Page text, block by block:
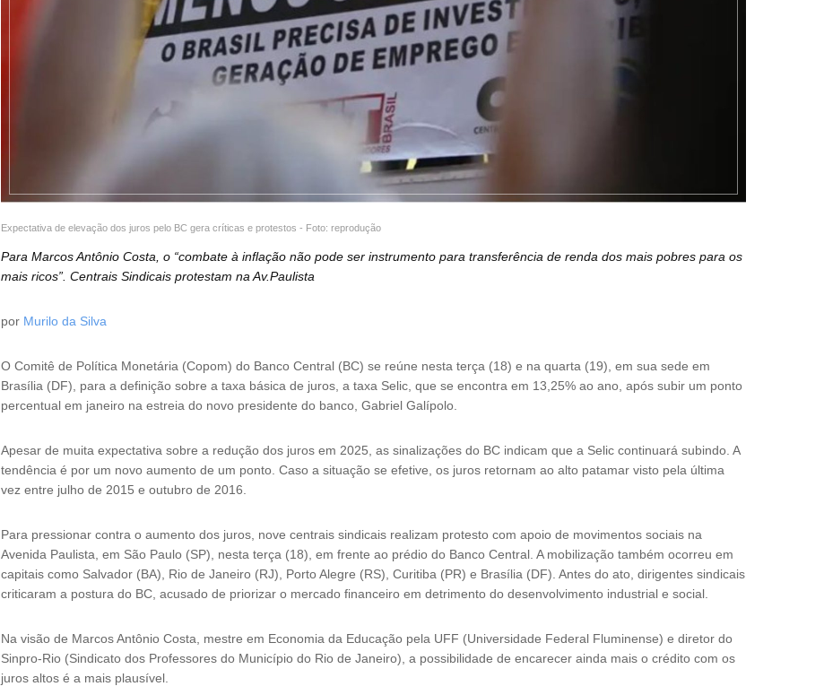
Expectativa de elevação dos juros pelo BC gera críticas e protestos - Foto: reprodução
Para Marcos Antônio Costa, o “combate à inflação não pode ser instrumento para transferência de renda dos mais pobres para os
mais ricos”. Centrais Sindicais protestam na Av.Paulista
por Murilo da Silva
O Comitê de Política Monetária (Copom) do Banco Central (BC) se reúne nesta terça (18) e na quarta (19), em sua sede em
Brasília (DF), para a definição sobre a taxa básica de juros, a taxa Selic, que se encontra em 13,25% ao ano, após subir um ponto
percentual em janeiro na estreia do novo presidente do banco, Gabriel Galípolo.
Apesar de muita expectativa sobre a redução dos juros em 2025, as sinalizações do BC indicam que a Selic continuará subindo. A
tendência é por um novo aumento de um ponto. Caso a situação se efetive, os juros retornam ao alto patamar visto pela última
vez entre julho de 2015 e outubro de 2016.
Para pressionar contra o aumento dos juros, nove centrais sindicais realizam protesto com apoio de movimentos sociais na
Avenida Paulista, em São Paulo (SP), nesta terça (18), em frente ao prédio do Banco Central. A mobilização também ocorreu em
capitais como Salvador (BA), Rio de Janeiro (RJ), Porto Alegre (RS), Curitiba (PR) e Brasília (DF). Antes do ato, dirigentes sindicais
criticaram a postura do BC, acusado de priorizar o mercado financeiro em detrimento do desenvolvimento industrial e social.
Na visão de Marcos Antônio Costa, mestre em Economia da Educação pela UFF (Universidade Federal Fluminense) e diretor do
Sinpro-Rio (Sindicato dos Professores do Município do Rio de Janeiro), a possibilidade de encarecer ainda mais o crédito com os
juros altos é a mais plausível.